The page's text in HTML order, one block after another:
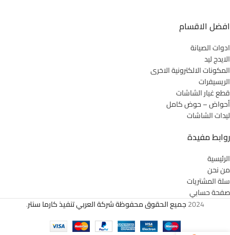
افضل الاقسام
ادوات الصيانة
الايدج ليد
المكونات الالكترونية الاخرى
الريسيفرات
قطع غيار الشاشات
أحواض – حوض كامل
ليدات الشاشات
روابط مفيدة
الرئيسية
من نحن
سلة المشتريات
صفحة حسابي
2024جميع الحقوق محفوظة شركة العربي تنفيذ كارما سنتر.